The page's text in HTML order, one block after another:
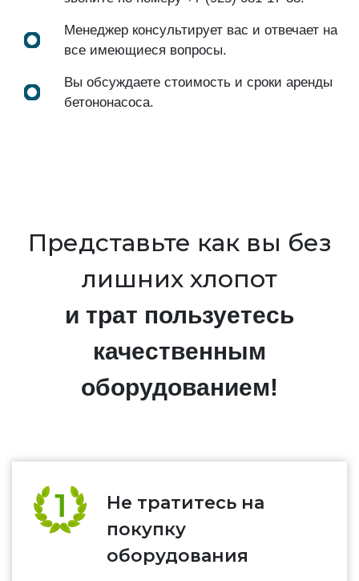
Менеджер консультирует вас и отвечает на
все имеющиеся вопросы.
Вы обсуждаете стоимость и сроки аренды
бетононасоса.
Представьте как вы без
лишних хлопот
и трат пользуетесь
качественным
оборудованием!
Не тратитесь на
покупку
оборудования